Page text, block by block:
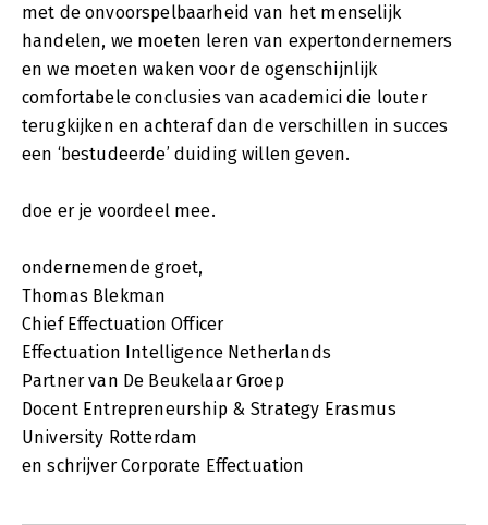
met de onvoorspelbaarheid van het menselijk
handelen, we moeten leren van expertondernemers
en we moeten waken voor de ogenschijnlijk
comfortabele conclusies van academici die louter
terugkijken en achteraf dan de verschillen in succes
een ‘bestudeerde’ duiding willen geven.
doe er je voordeel mee.
ondernemende groet,
Thomas Blekman
Chief Effectuation Officer
Effectuation Intelligence Netherlands
Partner van De Beukelaar Groep
Docent Entrepreneurship & Strategy Erasmus
University Rotterdam
en schrijver Corporate Effectuation